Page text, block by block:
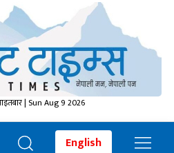
| Sun Aug 9 2026
English